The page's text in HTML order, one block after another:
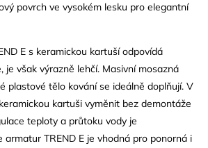
povrch ve vysokém lesku pro elegantní
E s keramickou kartuší odpovídá
je však výrazně lehčí. Masivní mosazná
plastové tělo kování se ideálně doplňují. V
kartuši vyměnit bez demontáže
teploty a průtoku vody je
armatur TREND E je vhodná pro ponorná i